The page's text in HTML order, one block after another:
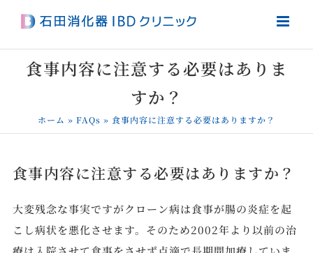
content
食事内容に注意する必要はありま
すか？
ホーム » FAQs » 食事内容に注意する必要はありますか？
食事内容に注意する必要はありますか？
大変残念な事実ですがクローン病は食事が腸の炎症を起
こし病状を悪化させます。そのため2002年より以前の治